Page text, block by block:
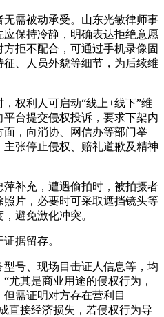
需被动承受。山东光敏律师事
保持冷静，明确表达拒绝意愿
拒不配合，可通过手机录像固
、人员外貌等细节，为后续维
权利人可启动“线上+线下”维
台提交侵权投诉，要求下架内
，向消协、网信办等部门举
张停止侵权、赔礼道歉及精神
补充，遭遇偷拍时，被拍摄者
片，必要时可采取遮挡镜头等
避免激化冲突。
据留存。
号、现场目击证人信息等，均
尤其是商业用途的侵权行为，
需证明对方存在营利目
直接经济损失，若侵权行为导